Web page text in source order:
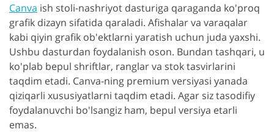
Canva ish stoli-nashriyot dasturiga qaraganda ko'proq
grafik dizayn sifatida qaraladi. Afishalar va varaqalar
kabi qiyin grafik ob'ektlarni yaratish uchun juda yaxshi.
Ushbu dasturdan foydalanish oson. Bundan tashqari, u
ko'plab bepul shriftlar, ranglar va stok tasvirlarini
taqdim etadi. Canva-ning premium versiyasi yanada
qiziqarli xususiyatlarni taqdim etadi. Agar siz tasodifiy
foydalanuvchi bo'lsangiz ham, bepul versiya etarli
emas.